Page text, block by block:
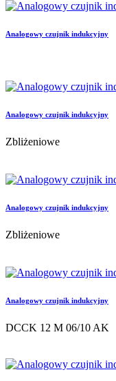
Analogowy czujnik indukcyjny
Analogowy czujnik indukcyjny
Zbliżeniowe
Analogowy czujnik indukcyjny
Zbliżeniowe
Analogowy czujnik indukcyjny
DCCK 12 M 06/10 AK